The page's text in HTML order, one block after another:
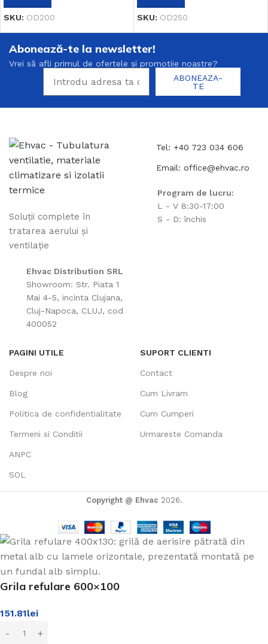
SKU: OD200 SKU: OD250
Abonează-te la newsletter!
Vrei să afli primul de ofertele și promotiie noastre?
ABONEAZA-
TE
Soluții complete în
tratarea aerului și
ventilație
Ehvac Distribution SRL
Showroom: Str. Piata 1
Mai 4-5, incinta Clujana,
Cluj-Napoca, CLUJ, cod
400052
Tel: +40 723 034 606
Email: office@ehvac.ro
Program de lucru:
L - V 8:30-17:00
S - D: închis
PAGINI UTILE
Despre noi
Blog
Politica de confidentialitate
Termeni si Conditii
ANPC
SOL
SUPORT CLIENTI
Contact
Cum Livram
Cum Cumperi
Urmareste Comanda
Copyright @ Ehvac 2026.
Grila refulare 600×100
151.81lei